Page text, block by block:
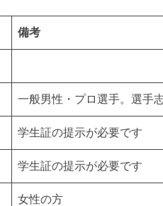
備考
一般男性・プロ選手。選手
学生証の提示が必要です
学生証の提示が必要です
女性の方